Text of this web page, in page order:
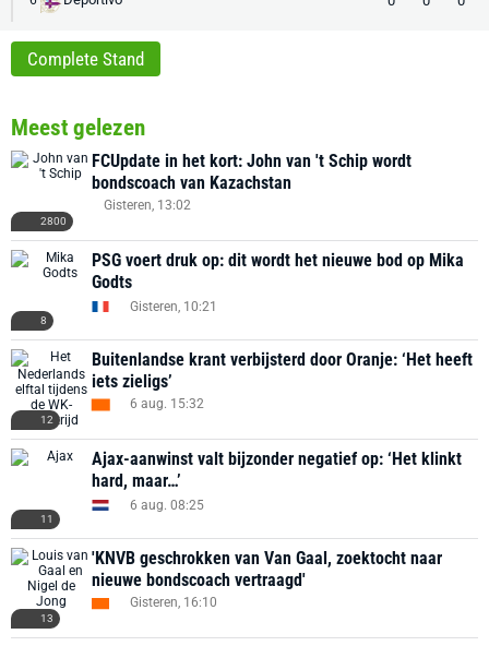
Complete Stand
Meest gelezen
2800
FCUpdate in het kort: John van 't Schip wordt
bondscoach van Kazachstan
Gisteren, 13:02
8
PSG voert druk op: dit wordt het nieuwe bod op Mika
Godts
Gisteren, 10:21
12
Buitenlandse krant verbijsterd door Oranje: ‘Het heeft
iets zieligs’
6 aug. 15:32
11
Ajax-aanwinst valt bijzonder negatief op: ‘Het klinkt
hard, maar…’
6 aug. 08:25
13
'KNVB geschrokken van Van Gaal, zoektocht naar
nieuwe bondscoach vertraagd'
Gisteren, 16:10